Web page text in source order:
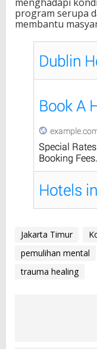
program serupa
membantu
Jakarta Timur
pemulihan mental
trauma healing